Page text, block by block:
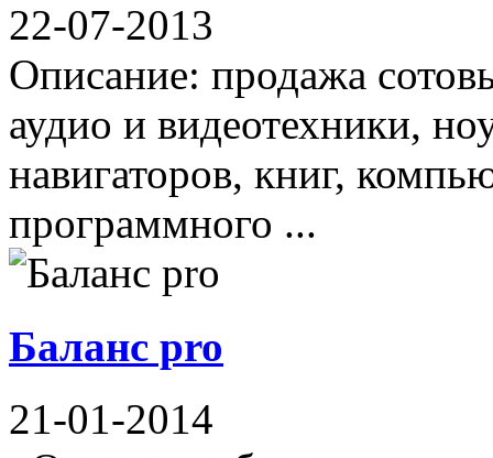
22-07-2013
Описание: продажа
аудио и видеотехники,
навигаторов, книг,
программного ...
Баланс pro
21-01-2014